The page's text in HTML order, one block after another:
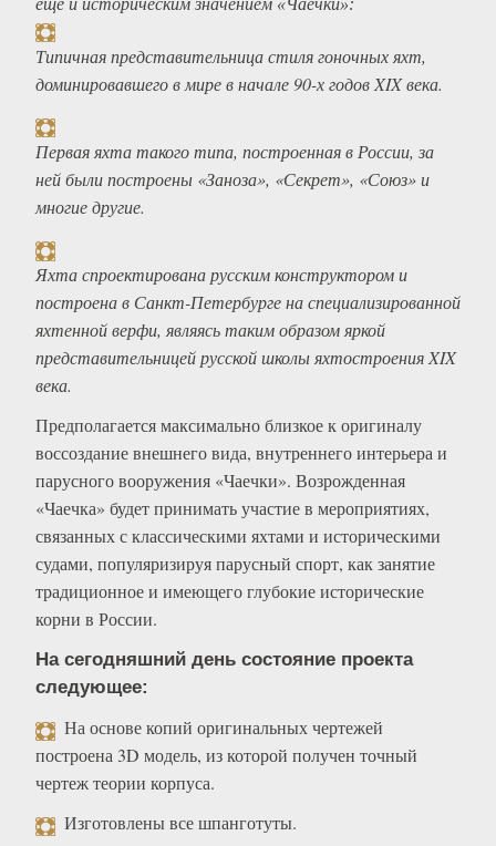
Типичная представительница стиля гоночных яхт,
доминировавшего в мире в начале 90-х годов XIX века.
Первая яхта такого типа, построенная в России, за
ней были построены «Заноза», «Секрет», «Союз» и
многие другие.
Яхта спроектирована русским конструктором и
построена в Санкт-Петербурге на специализированной
яхтенной верфи, являясь таким образом яркой
представительницей русской школы яхтостроения XIX
века.
Предполагается максимально близкое к оригиналу
воссоздание внешнего вида, внутреннего интерьера и
парусного вооружения «Чаечки». Возрожденная
«Чаечка» будет принимать участие в мероприятиях,
связанных с классическими яхтами и историческими
судами, популяризируя парусный спорт, как занятие
традиционное и имеющего глубокие исторические
корни в России.
На сегодняшний день состояние проекта
следующее:
На основе копий оригинальных чертежей
построена 3D модель, из которой получен точный
чертеж теории корпуса.
Изготовлены все шпанготуты.